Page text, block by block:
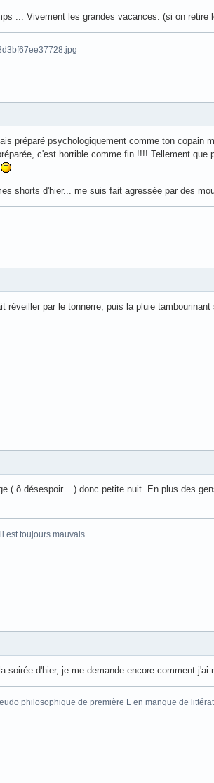
... Vivement les grandes vacances. (si on
préparé psychologiquement comme ton copain
c'est horrible comme fin !!!! Tellement que
shorts d'hier... me suis fait agressée par des
réveiller par le tonnerre, puis la pluie
( ô désespoir... ) donc petite nuit. En plus des
est toujours mauvais.
soirée d'hier, je me demande encore comment
philosophique de première L en manque de